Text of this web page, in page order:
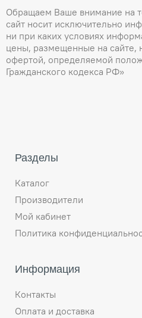
Обращаем Ваше внимание на
сайт носит исключительно
ни при каких условиях
цены, размещенные на сайте,
офертой, определяемой
Гражданского кодекса РФ»
Разделы
Каталог
Производители
Мой кабинет
Политика
Информация
Контакты
Оплата и доставка